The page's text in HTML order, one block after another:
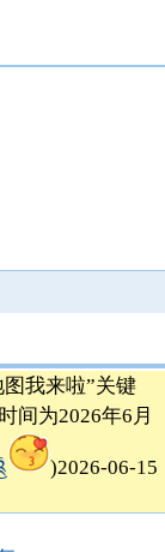
图我来啦”关键
间为2026年6月
)2026-06-15